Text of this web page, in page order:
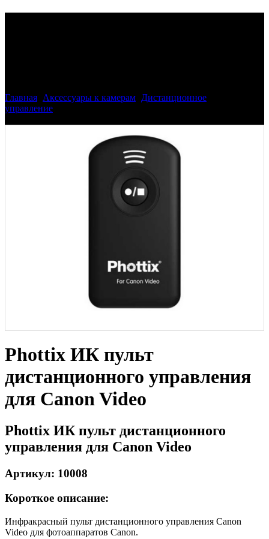
Главная Аксессуары к камерам Дистанционное
управление
Phottix ИК пульт
дистанционного управления
для Canon Video
Phottix ИК пульт дистанционного
управления для Canon Video
Артикул: 10008
Короткое описание:
Инфракрасный пульт дистанционного управления Canon
Video для фотоаппаратов Canon.